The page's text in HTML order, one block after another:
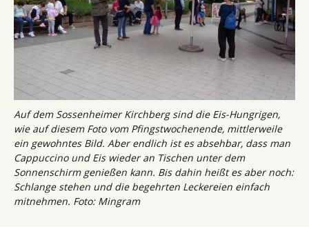
Auf dem Sossenheimer Kirchberg sind die Eis-Hungrigen,
wie auf diesem Foto vom Pfingstwochenende, mittlerweile
ein gewohntes Bild. Aber endlich ist es absehbar, dass man
Cappuccino und Eis wieder an Tischen unter dem
Sonnenschirm genießen kann. Bis dahin heißt es aber noch:
Schlange stehen und die begehrten Leckereien einfach
mitnehmen. Foto: Mingram